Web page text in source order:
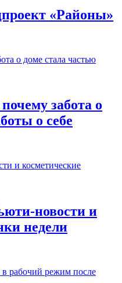
«Районы»
забота о
о себе
новости и
недели